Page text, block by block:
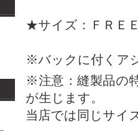
★サイズ：ＦＲＥ
※バックに付くア
※注意：縫製品の
が生じます。
当店では同じサイ